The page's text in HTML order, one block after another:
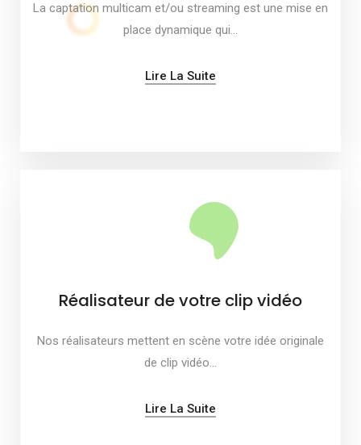
La captation multicam et/ou streaming est une mise en
place dynamique qui…
Lire La Suite
Réalisateur de votre clip vidéo
Nos réalisateurs mettent en scène votre idée originale
de clip vidéo…
Lire La Suite